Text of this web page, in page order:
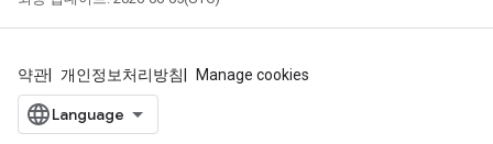
약관 개인정보처리방침 Manage cookies